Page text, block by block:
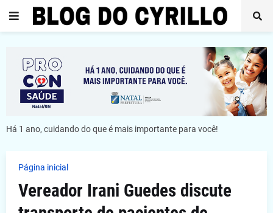
Há 1 ano, cuidando do que é mais importante para você!
Página inicial
Vereador Irani Guedes discute